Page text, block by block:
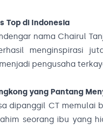
Top di Indonesia
nama Chairul
menginspirasi
pengusaha
yang Pantang
dipanggil CT memulai
seorang ibu yang